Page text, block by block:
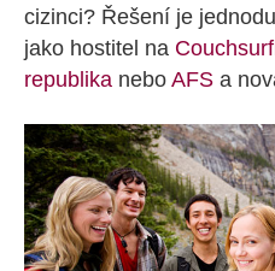
cizinci? Řešení je
jako hostitel na
republika nebo AFS a